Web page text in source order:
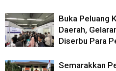
Buka Peluang
Daerah,
Diserbu Para
Semarakkan